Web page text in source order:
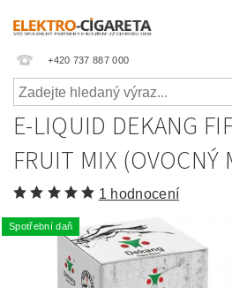
+420 737 887 000
E-LIQUID DEKANG
FRUIT MIX (OVOCNÝ
1 hodnocení
Spotřební daň